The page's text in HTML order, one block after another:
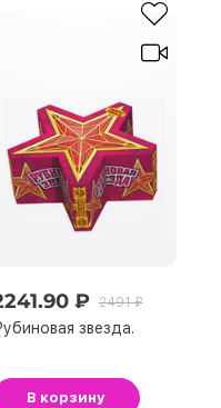
₽ 2491 ₽
звезда.
В корзину